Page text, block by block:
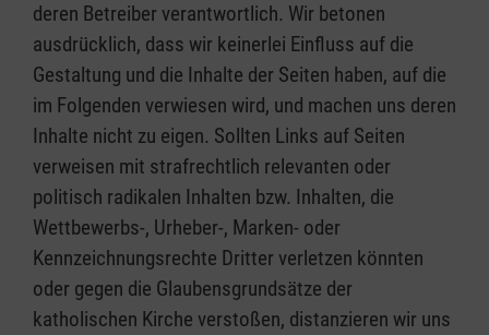
deren Betreiber verantwortlich. Wir betonen
ausdrücklich, dass wir keinerlei Einfluss auf die
Gestaltung und die Inhalte der Seiten haben, auf die
im Folgenden verwiesen wird, und machen uns deren
Inhalte nicht zu eigen. Sollten Links auf Seiten
verweisen mit strafrechtlich relevanten oder
politisch radikalen Inhalten bzw. Inhalten, die
Wettbewerbs-, Urheber-, Marken- oder
Kennzeichnungsrechte Dritter verletzen könnten
oder gegen die Glaubensgrundsätze der
katholischen Kirche verstoßen, distanzieren wir uns